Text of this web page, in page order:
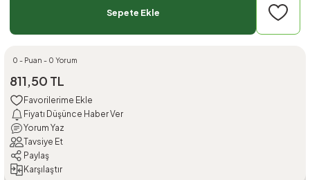
Sepete Ekle
0 - Puan - 0 Yorum
811,50 TL
Fiyatı Düşünce Haber Ver
Yorum Yaz
Tavsiye Et
Paylaş
Karşılaştır